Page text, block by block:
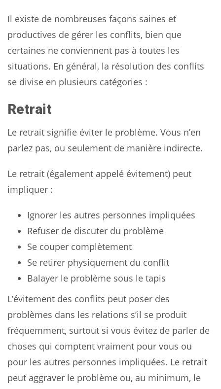
Il existe de nombreuses façons saines et
productives de gérer les conflits, bien que
certaines ne conviennent pas à toutes les
situations. En général, la résolution des conflits
se divise en plusieurs catégories :
Retrait
Le retrait signifie éviter le problème. Vous n’en
parlez pas, ou seulement de manière indirecte.
Le retrait (également appelé évitement) peut
impliquer :
Ignorer les autres personnes impliquées
Refuser de discuter du problème
Se couper complètement
Se retirer physiquement du conflit
Balayer le problème sous le tapis
L’évitement des conflits peut poser des
problèmes dans les relations s’il se produit
fréquemment, surtout si vous évitez de parler de
choses qui comptent vraiment pour vous ou
pour les autres personnes impliquées. Le retrait
peut aggraver le problème ou, au minimum, le